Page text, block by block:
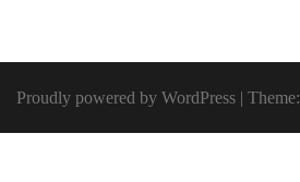
Proudly powered by WordPress | Theme: